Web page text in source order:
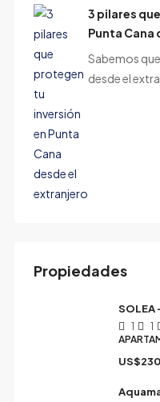
3 pilares
Punta Cana
Sabemos
desde el
Propiedades
SOLEA
1 1